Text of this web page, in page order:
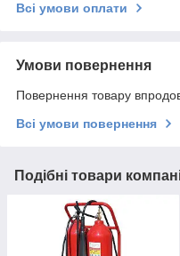
Всі умови оплати
Умови повернення
Повернення товару
Всі умови повернення
Подібні товари